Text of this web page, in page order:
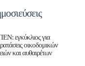
εγκύκλιος για
οικοδομικών
και αυθαιρέτων